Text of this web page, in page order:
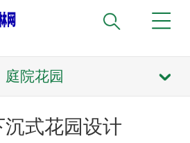
庭院花园
沉式花园设计